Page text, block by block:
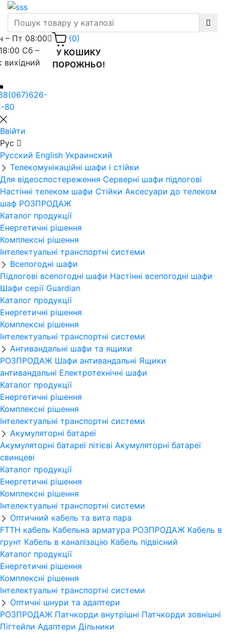
– Пт 08:00
Сб –
вихідний
80
(0)
У КОШИКУ
ПОРОЖНЬО!
Ввійти
Рус
Русский English Украинский
Телекомунікаційні шафи і стійки
Для відеоспостереження Серверні шафи підлогові
Настінні телеком шафи Стійки Аксесуари до телеком
шаф РОЗПРОДАЖ
Каталог продукції
Енергетичні рішення
Комплексні рішення
Інтелектуальні транспортні системи
Всепогодні шафи
Підлогові всепогодні шафи Настінні всепогодні шафи
Шафи серії Guardian
Каталог продукції
Енергетичні рішення
Комплексні рішення
Інтелектуальні транспортні системи
Антивандальні шафи та ящики
РОЗПРОДАЖ Шафи антивандальні Ящики
антивандальні Електротехнічні шафи
Каталог продукції
Енергетичні рішення
Комплексні рішення
Інтелектуальні транспортні системи
Акумуляторні батареї
Акумуляторні батареї літієві Акумуляторні батареї
свинцеві
Каталог продукції
Енергетичні рішення
Комплексні рішення
Інтелектуальні транспортні системи
Оптичний кабель та вита пара
FTTH кабель Кабельна арматура РОЗПРОДАЖ Кабель в
грунт Кабель в каналізацію Кабель підвісний
Каталог продукції
Енергетичні рішення
Комплексні рішення
Інтелектуальні транспортні системи
Оптичні шнури та адаптери
РОЗПРОДАЖ Патчкорди внутрішні Патчкорди зовнішні
Пігтейли Адаптери Дільники